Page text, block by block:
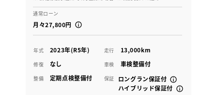
通常ローン
月々27,800円
年式 2023年(R5年) 走行 13,000km
修復 なし 車検 車検整備付
整備 定期点検整備付 保証
ロングラン保証付
ハイブリッド保証付